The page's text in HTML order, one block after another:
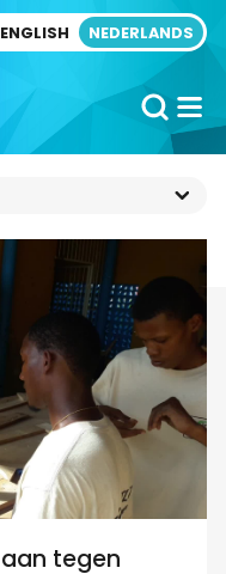
ENGLISH NEDERLANDS
tegen